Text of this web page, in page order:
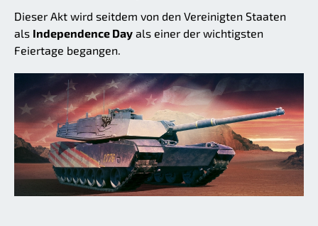
Dieser Akt wird seitdem von den Vereinigten Staaten
als Independence Day als einer der wichtigsten
Feiertage begangen.